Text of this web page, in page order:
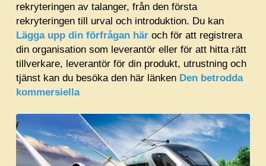
rekryteringen av talanger, från den första
rekryteringen till urval och introduktion. Du kan
Lägga upp din förfrågan här och för att registrera
din organisation som leverantör eller för att hitta rätt
tillverkare, leverantör för din produkt, utrustning och
tjänst kan du besöka den här länken Den betrodda
kommersiella